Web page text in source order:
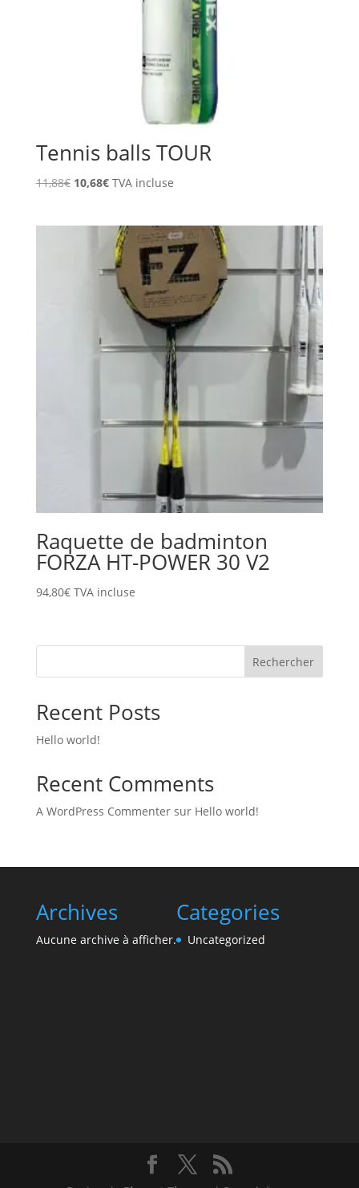
Tennis balls TOUR
11,88€ Le
10,68€Le
est :
10,68€.
TVA incluse
Raquette de badminton
FORZA HT-POWER 30 V2
94,80€ TVA incluse
Rechercher
Recent Posts
Hello world!
Recent Comments
A WordPress Commentersur Hello world!
Archives
Aucune archive à afficher.
Categories
Uncategorized